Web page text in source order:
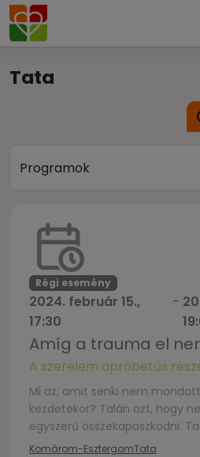
Tata
Régi esemény
2024. február 15.,
17:30
-
Amíg a trauma el
A szerelem apróbetűs
Mi az, amit senki nem
kezdetekor? Talán azt, hogy
egyszerű összekapaszkodni.
helyzetek, amikor könnyebb
Komárom-EsztergomTata